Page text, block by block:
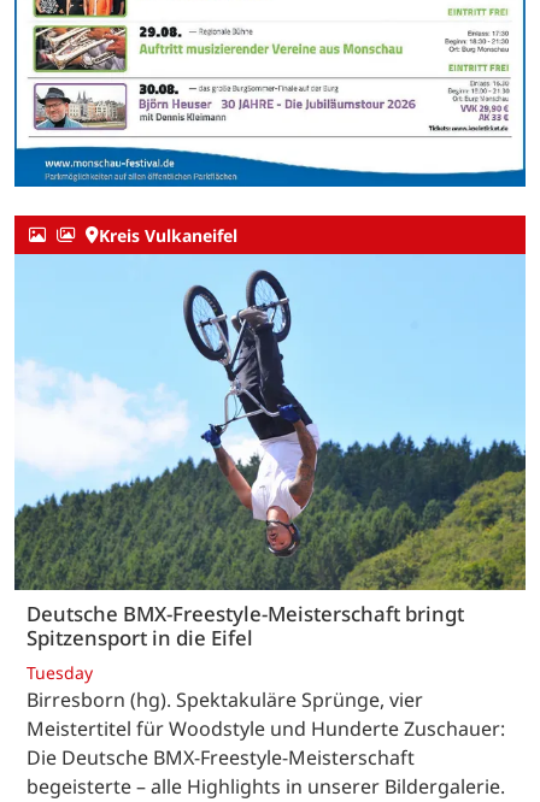
Kreis Vulkaneifel
Deutsche BMX-Freestyle-Meisterschaft bringt
Spitzensport in die Eifel
Tuesday
Birresborn (hg). Spektakuläre Sprünge, vier
Meistertitel für Woodstyle und Hunderte Zuschauer:
Die Deutsche BMX-Freestyle-Meisterschaft
begeisterte – alle Highlights in unserer Bildergalerie.